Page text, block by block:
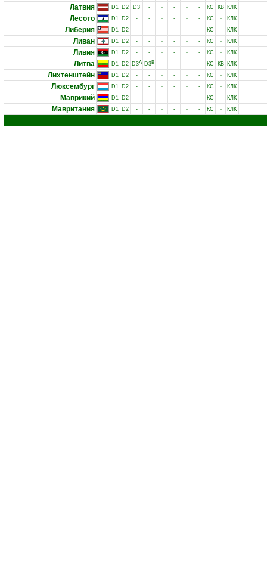
Латвия D1 D2 D3 - - - - - КС КВ КЛК
Лесото D1 D2 - - - - - - КС - КЛК
Либерия D1 D2 - - - - - - КС - КЛК
Ливан D1 D2 - - - - - - КС - КЛК
Ливия D1 D2 - - - - - - КС - КЛК
Литва D1 D2 D3A D3B - - - - КС КВ КЛК
Лихтенштейн D1 D2 - - - - - - КС - КЛК
Люксембург D1 D2 - - - - - - КС - КЛК
Маврикий D1 D2 - - - - - - КС - КЛК
Мавритания D1 D2 - - - - - - КС - КЛК